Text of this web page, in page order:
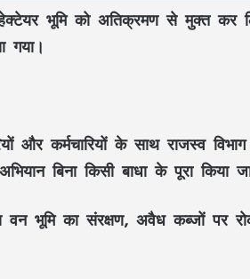
भूमि को अतिक्रमण से मुक्त कर
गया।
और कर्मचारियों के साथ राजस्व
बिना किसी बाधा के पूरा किया
वन भूमि का संरक्षण, अवैध कब्जों पर
असम बाढ़ में मदद को आगे
देने का किया ऐलान